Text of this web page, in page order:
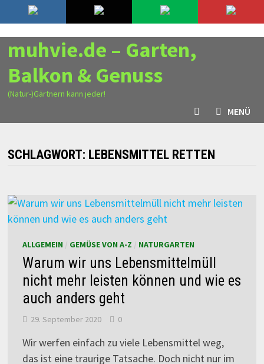
Zurück
zum
Inhalt
6. August 2026
muhvie.de – Garten,
Balkon & Genuss
(Natur-)Gärtnern kann jeder!
MENÜ
SCHLAGWORT: LEBENSMITTEL RETTEN
ALLGEMEIN GEMÜSE VON A-Z NATURGARTEN
Warum wir uns Lebensmittelmüll
nicht mehr leisten können und wie es
auch anders geht
29. September 2020 0
Wir werfen einfach zu viele Lebensmittel weg,
das ist eine traurige Tatsache. Doch nicht nur im